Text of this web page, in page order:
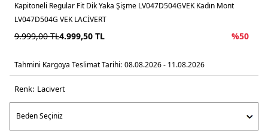
Kapitoneli Regular Fit Dik Yaka Şişme LV047D504GVEK Kadın Mont
LV047D504G VEK LACİVERT
9.999,00TL4.999,50 TL %50
Tahmini Kargoya Teslimat Tarihi: 08.08.2026 - 11.08.2026
Renk: laci̇vert